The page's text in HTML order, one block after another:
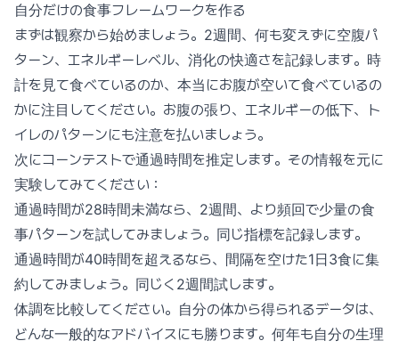
自分だけの食事フレームワークを作る
まずは観察から始めましょう。2週間、何も変えずに空腹パ
ターン、エネルギーレベル、消化の快適さを記録します。時
計を見て食べているのか、本当にお腹が空いて食べているの
かに注目してください。お腹の張り、エネルギーの低下、ト
イレのパターンにも注意を払いましょう。
次にコーンテストで通過時間を推定します。その情報を元に
実験してみてください：
通過時間が28時間未満なら、2週間、より頻回で少量の食
事パターンを試してみましょう。同じ指標を記録します。
通過時間が40時間を超えるなら、間隔を空けた1日3食に集
約してみましょう。同じく2週間試します。
体調を比較してください。自分の体から得られるデータは、
どんな一般的なアドバイスにも勝ります。何年も自分の生理